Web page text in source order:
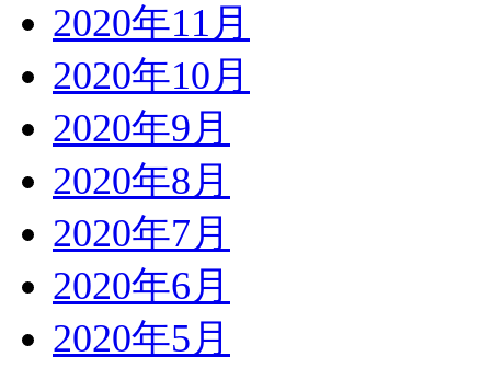
2020年11月
2020年10月
2020年9月
2020年8月
2020年7月
2020年6月
2020年5月